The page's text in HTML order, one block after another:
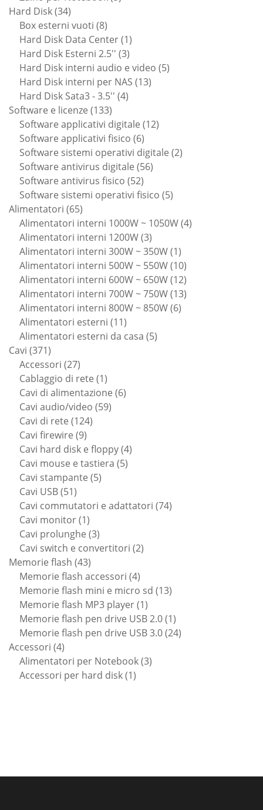
Hard Disk 3434
prodotti
Box esterni vuoti 88
prodotti
Hard Disk Data Center 11
prodotto
Hard Disk Esterni 2.5'' 33
prodotti
Hard Disk interni audio e video 55
Hard Disk interni per NAS 1313
Hard Disk Sata3 - 3.5'' 44
Software e licenze 133133
prodotti
Software applicativi digitale 1212
Software applicativi fisico 66
prodotti
Software sistemi operativi digitale 22
Software antivirus digitale 5656
Software antivirus fisico 5252
prodotti
Software sistemi operativi fisico 55
Alimentatori 6565
prodotti
Alimentatori interni 1000W ~ 1050W 44
Alimentatori interni 1200W 33
prodotti
Alimentatori interni 300W ~ 350W 11
prodotto
Alimentatori interni 500W ~ 550W 1010
prodotti
Alimentatori interni 600W ~ 650W 1212
prodotti
Alimentatori interni 700W ~ 750W 1313
Alimentatori interni 800W ~ 850W 66
Alimentatori esterni 1111
prodotti
Alimentatori esterni da casa 55
Cavi 371371
prodotti
Accessori 2727
prodotti
Cablaggio di rete 11
prodotto
Cavi di alimentazione 66
Cavi audio/video 5959
Cavi di rete 124124
Cavi firewire 99
prodotti
Cavi hard disk e floppy 44
Cavi mouse e tastiera 55
Cavi stampante 55
Cavi USB 5151
prodotti
Cavi commutatori e adattatori 7474
Cavi monitor 11
prodotto
Cavi prolunghe 33
prodotti
Cavi switch e convertitori 22
Memorie flash 4343
prodotti
Memorie flash accessori 44
prodotti
Memorie flash mini e micro sd 1313
Memorie flash MP3 player 11
prodotto
Memorie flash pen drive USB 2.0 11
prodotto
Memorie flash pen drive USB 3.0 2424
Accessori 44
prodotti
Alimentatori per Notebook 33
Accessori per hard disk 11